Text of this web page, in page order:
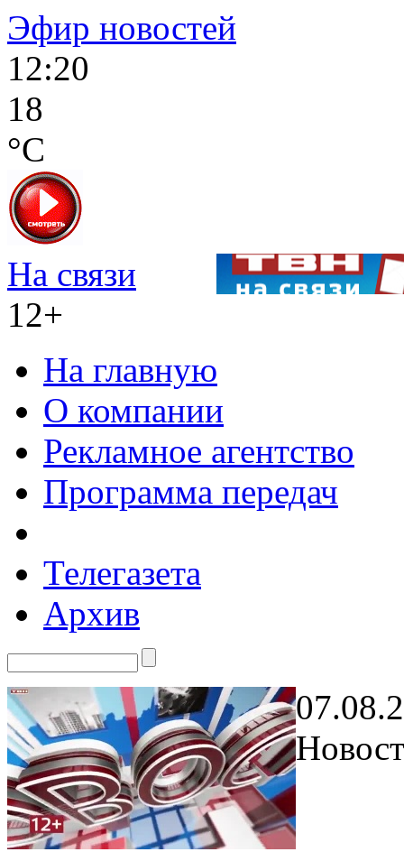
Эфир новостей
12:20
18
°C
На связи
12+
На главную
О компании
Рекламное агентство
Программа передач
Телегазета
Архив